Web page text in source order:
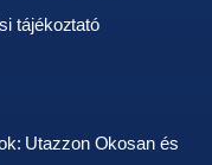
tájékoztató
Utazzon Okosan és